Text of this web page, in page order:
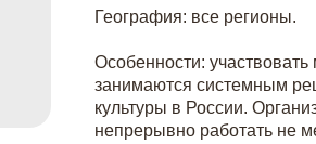
География: все регионы.
Особенности:
занимаются системным
культуры в России.
непрерывно работать не